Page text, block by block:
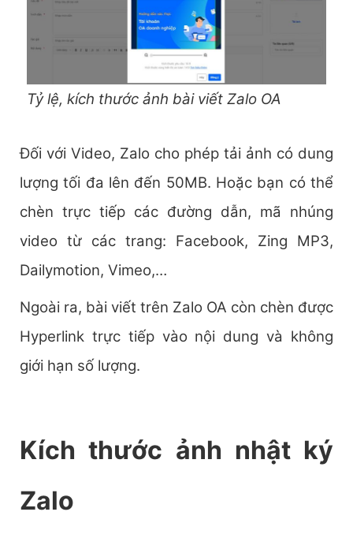
Tỷ lệ, kích thước ảnh bài viết Zalo OA
Đối với Video, Zalo cho phép tải ảnh có dung
lượng tối đa lên đến 50MB. Hoặc bạn có thể
chèn trực tiếp các đường dẫn, mã nhúng
video từ các trang: Facebook, Zing MP3,
Dailymotion, Vimeo,…
Ngoài ra, bài viết trên Zalo OA còn chèn được
Hyperlink trực tiếp vào nội dung và không
giới hạn số lượng.
Kích thước ảnh nhật ký
Zalo